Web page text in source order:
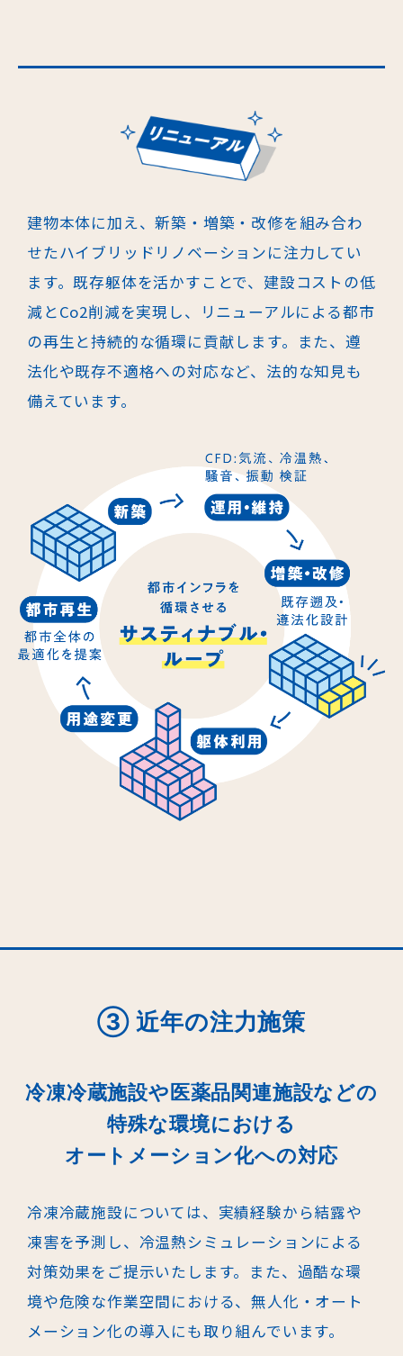
建物本体に加え、新築・増築・改修を組み合わ
せたハイブリッドリノベーショ ンに注力してい
ます。既存躯体を活かすことで、建設コストの低
減とCo2削減を実現し、リニューアルによる都市
の再生と持続的な循環に貢献します。また、 遵
法化や既存不適格への対応など、法的な知見も
備えています。
③ 近年の注力施策
冷凍冷蔵施設や医薬品関連施設などの
特殊な環境における
オートメーション化への対応
冷凍冷蔵施設については、実績経験から結露や
凍害を予測し、冷温熱シミュ レーションによる
対策効果をご提示いたします。また、過酷な環
境や危険な作業空間における、無人化・オート
メーション化の導入にも取り組んでいます。